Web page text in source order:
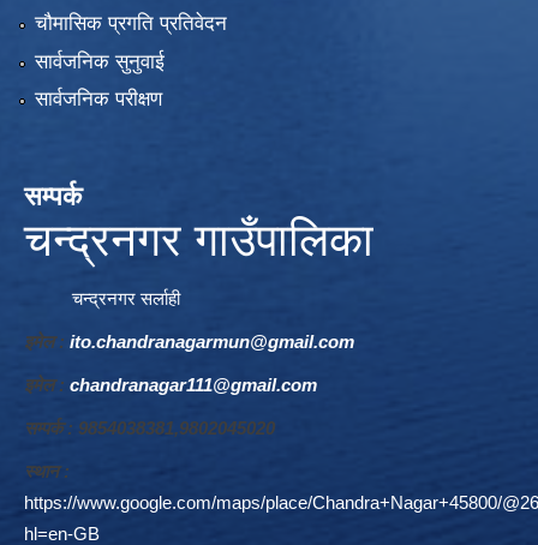
चौमासिक प्रगति प्रतिवेदन
सार्वजनिक सुनुवाई
सार्वजनिक परीक्षण
सम्पर्क
चन्द्रनगर गाउँपालिका
चन्द्रनगर सर्लाही
इमेल : ito.chandranagarmun@gmail.com
इमेल : chandranagar111@gmail.com
सम्पर्क : 9854038381,9802045020
स्थान :
https://www.google.com/maps/place/Chandra+Nagar+45800/
hl=en-GB